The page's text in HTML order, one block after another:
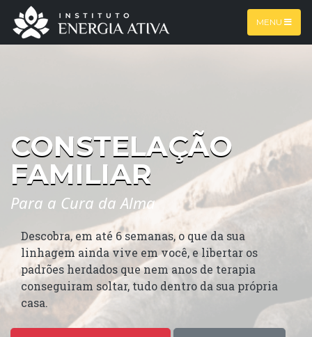
MENU
CONSTELAÇÃO
FAMILIAR
Para a Cura da Alma
Descobra, em até 6 semanas, o que da sua
linhagem ainda vive em você, e libertar os
padrões herdados que nem anos de terapia
conseguiram soltar, tudo dentro da sua própria
casa.